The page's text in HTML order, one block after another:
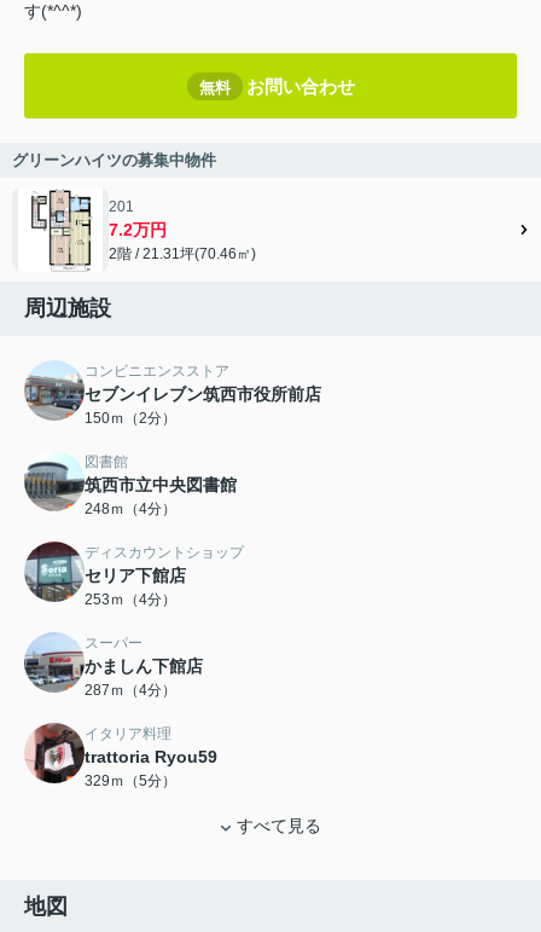
す(*^^*)
無料 お問い合わせ
グリーンハイツの募集中物件
201
7.2万円
2階 / 21.31坪(70.46㎡)
周辺施設
コンビニエンスストア
セブンイレブン筑西市役所前店
150ｍ（2分）
図書館
筑西市立中央図書館
248ｍ（4分）
ディスカウントショップ
セリア下館店
253ｍ（4分）
スーパー
かましん下館店
287ｍ（4分）
イタリア料理
trattoria Ryou59
329ｍ（5分）
すべて見る
地図